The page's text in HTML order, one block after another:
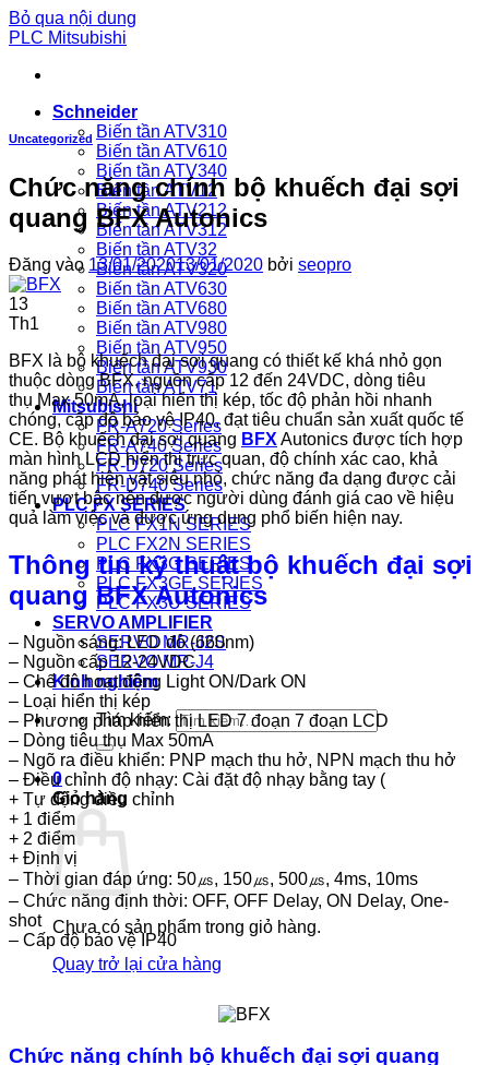
Bỏ qua nội dung
PLC Mitsubishi
Schneider
Biến tần ATV310
Biến tần ATV610
Biến tần ATV340
Biến tần ATV12
Biến tần ATV212
Biến tần ATV312
Biến tần ATV32
Biến tần ATV320
Biến tần ATV630
Biến tần ATV680
Biến tần ATV980
Biến tần ATV950
Biến tần ATV930
Biến tần ATV71
Mitsubishi
FR-A720 Series
FR-A740 Series
FR-D720 Series
FR-D740 Series
PLC FX SERIES
PLC FX1N SERIES
PLC FX2N SERIES
PLC FX3G SERIES
PLC FX3GE SERIES
PLC FX3U SERIES
SERVO AMPLIFIER
SERVO MR-J2S
SERVO MR-J4
Kinh nghiệm
Tìm kiếm:
0
Giỏ hàng
Chưa có sản phẩm trong giỏ hàng.
Quay trở lại cửa hàng
Uncategorized
Chức năng chính bộ khuếch đại sợi
quang BFX Autonics
Đăng vào 13/01/202013/01/2020 bởi seopro
13
Th1
BFX là bộ khuếch đại sợi quang có thiết kế khá nhỏ gọn
thuộc dòng BFX, nguồn cấp 12 đến 24VDC, dòng tiêu
thụ Max 50mA, loại hiển thị kép, tốc độ phản hồi nhanh
chóng, cấp độ bảo vệ IP40, đạt tiêu chuẩn sản xuất quốc tế
CE. Bộ khuếch đại sợi quang BFX Autonics được tích hợp
màn hình LCD hiển thị trực quan, độ chính xác cao, khả
năng phát hiện vật siêu nhỏ, chức năng đa dạng được cải
tiến vượt bậc nên được người dùng đánh giá cao về hiệu
quả làm việc và được ứng dụng phổ biến hiện nay.
Thông tin kỹ thuật bộ khuếch đại sợi
quang BFX Autonics
– Nguồn sáng: LED đỏ (660nm)
– Nguồn cấp 12-24VDC
– Chế độ hoạt động Light ON/Dark ON
– Loại hiển thị kép
– Phương pháp hiển thị LED 7 đoạn 7 đoạn LCD
– Dòng tiêu thụ Max 50mA
– Ngõ ra điều khiển: PNP mạch thu hở, NPN mạch thu hở
– Điều chỉnh độ nhạy: Cài đặt độ nhạy bằng tay (
+ Tự động điều chỉnh
+ 1 điểm
+ 2 điểm
+ Định vị
– Thời gian đáp ứng: 50㎲, 150㎲, 500㎲, 4ms, 10ms
– Chức năng định thời: OFF, OFF Delay, ON Delay, One-
shot
– Cấp độ bảo vệ IP40
Chức năng chính bộ khuếch đại sợi quang